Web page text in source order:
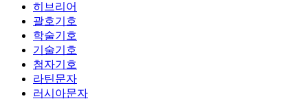
히브리어
괄호기호
학술기호
기술기호
첨자기호
라틴문자
러시아문자